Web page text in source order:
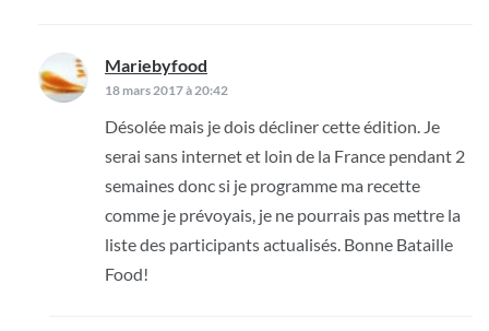
Mariebyfood
18 mars 2017 à 20:42
Désolée mais je dois décliner cette édition. Je
serai sans internet et loin de la France pendant 2
semaines donc si je programme ma recette
comme je prévoyais, je ne pourrais pas mettre la
liste des participants actualisés. Bonne Bataille
Food!